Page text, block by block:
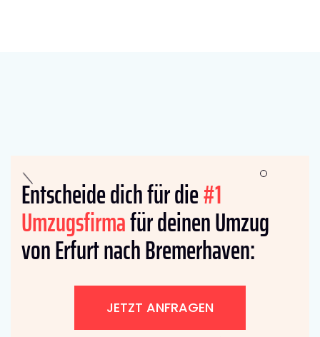
Entscheide dich für die#1
Umzugsfirmafür deinen Umzug
von Erfurt nach Bremer­haven:
JETZT ANFRAGEN